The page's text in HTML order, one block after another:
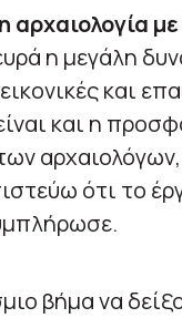
η αρχαιολογία
η μεγάλη
και
και η
ότι το
βήμα να